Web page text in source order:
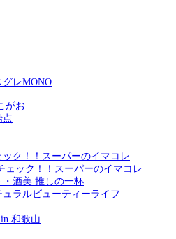
レMONO
がお
点
ック！！スーパーのイマコレ
ェック！！スーパーのイマコレ
・酒美 推しの一杯
ラルビューティーライフ
和歌山